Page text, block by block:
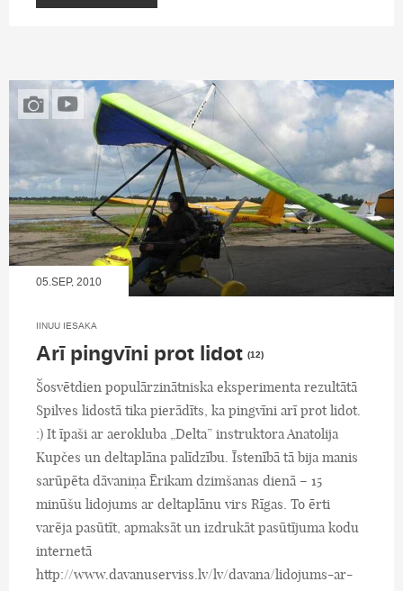
05.SEP, 2010
IINUU IESAKA
Arī pingvīni prot lidot (12)
Šosvētdien populārzinātniska eksperimenta rezultātā
Spilves lidostā tika pierādīts, ka pingvīni arī prot lidot.
:) It īpaši ar aerokluba „Delta” instruktora Anatolija
Kupčes un deltaplāna palīdzību. Īstenībā tā bija manis
sarūpēta dāvaniņa Ērikam dzimšanas dienā – 15
minūšu lidojums ar deltaplānu virs Rīgas. To ērti
varēja pasūtīt, apmaksāt un izdrukāt pasūtījuma kodu
internetā
http://www.davanuserviss.lv/lv/davana/lidojums-ar-